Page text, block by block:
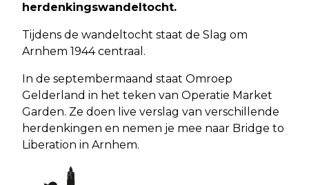
herdenkingswandeltocht.
Tijdens de wandeltocht staat de Slag om
Arnhem 1944 centraal.
In de septembermaand staat Omroep
Gelderland in het teken van Operatie Market
Garden. Ze doen live verslag van verschillende
herdenkingen en nemen je mee naar Bridge to
Liberation in Arnhem.